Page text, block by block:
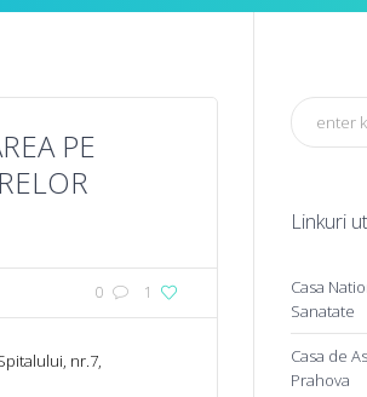
PE
0 1
nr.7,
Linkuri
Casa
Sanatate
Casa de
Prahova